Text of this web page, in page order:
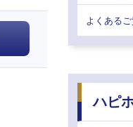
よくある
ハピ